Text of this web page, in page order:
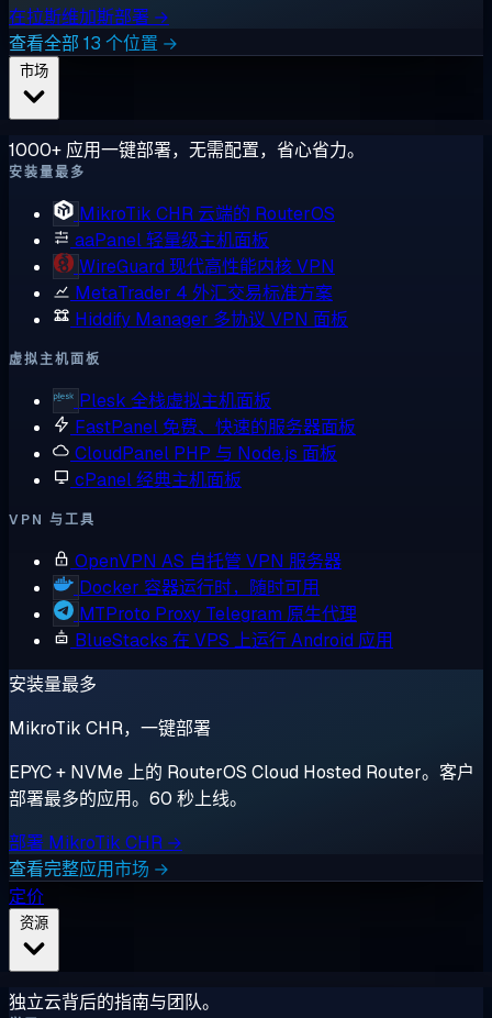
在拉斯维加斯部署 →
查看全部 13 个位置 →
1000+ 应用一键部署，无需配置，省心省力。
安装量最多
MikroTik CHR 云端的 RouterOS
aaPanel轻量级主机面板
WireGuard 现代高性能内核 VPN
MetaTrader 4 外汇交易标准方案
Hiddify Manager 多协议 VPN 面板
虚拟主机面板
Plesk 全栈虚拟主机面板
FastPanel 免费、快速的服务器面板
CloudPanel PHP 与 Node.js 面板
cPanel经典主机面板
VPN 与工具
OpenVPN AS 自托管 VPN 服务器
Docker 容器运行时，随时可用
MTProto Proxy Telegram 原生代理
BlueStacks 在 VPS 上运行 Android 应用
安装量最多
MikroTik CHR，一键部署
EPYC + NVMe 上的 RouterOS Cloud Hosted Router。客户
部署最多的应用。60 秒上线。
部署 MikroTik CHR →
查看完整应用市场 →
定价
独立云背后的指南与团队。